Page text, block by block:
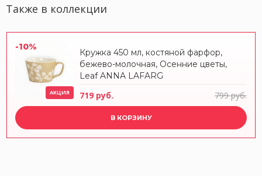
Также в коллекции
-10%
АКЦИЯ
Кружка 450 мл, костяной фарфор,
бежево-молочная, Осенние цветы,
Leaf ANNA LAFARG
719 руб. 799 руб.
В КОРЗИНУ